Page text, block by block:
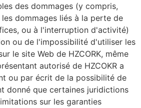
des dommages (y compris,
dommages liés à la perte de
ou à l'interruption d'activité)
ou de l'impossibilité d'utiliser les
le site Web de HZCORK, même
autorisé de HZCOKR a
ou par écrit de la possibilité de
donné que certaines juridictions
sur les garanties